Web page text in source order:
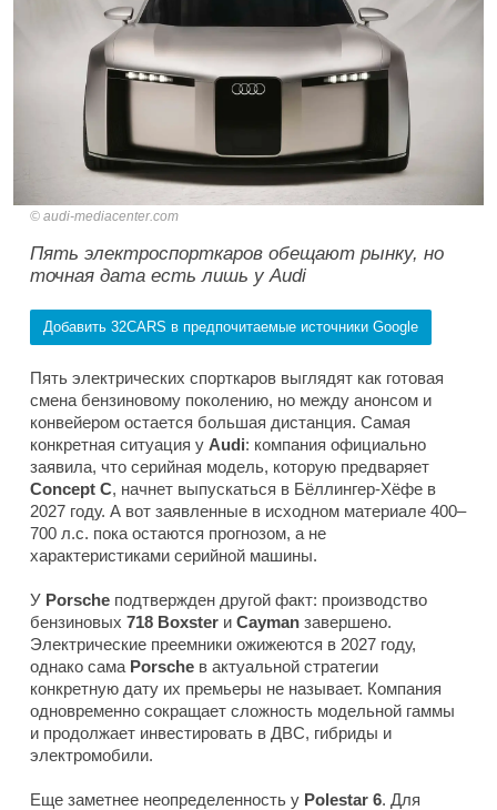
audi-mediacenter.com
Пять электроспорткаров обещают рынку, но
точная дата есть лишь у Audi
Добавить 32CARS в предпочитаемые источники Google
Пять электрических спорткаров выглядят как готовая
смена бензиновому поколению, но между анонсом и
конвейером остается большая дистанция. Самая
конкретная ситуация у Audi: компания официально
заявила, что серийная модель, которую предваряет
Concept C, начнет выпускаться в Бёллингер-Хёфе в
2027 году. А вот заявленные в исходном материале 400–
700 л.с. пока остаются прогнозом, а не
характеристиками серийной машины.
У Porsche подтвержден другой факт: производство
бензиновых 718 Boxster и Cayman завершено.
Электрические преемники ожижеются в 2027 году,
однако сама Porsche в актуальной стратегии
конкретную дату их премьеры не называет. Компания
одновременно сокращает сложность модельной гаммы
и продолжает инвестировать в ДВС, гибриды и
электромобили.
Еще заметнее неопределенность у Polestar 6. Для